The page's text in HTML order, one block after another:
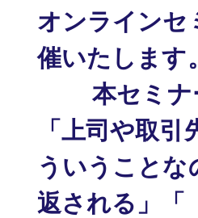
オンラインセ
催いたします。
本セミナ
「上司や取引
ういうことな
返される」「